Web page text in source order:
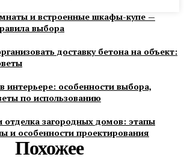
и встроенные шкафы-купе —
выбора
доставку бетона на объект:
интерьере: особенности выбора,
по использованию
отделка загородных домов: этапы
и особенности проектирования
Похожее